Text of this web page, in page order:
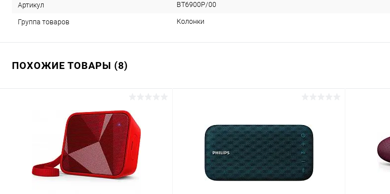
Артикул BT6900P/00
Группа товаров Колонки
ПОХОЖИЕ ТОВАРЫ (8)